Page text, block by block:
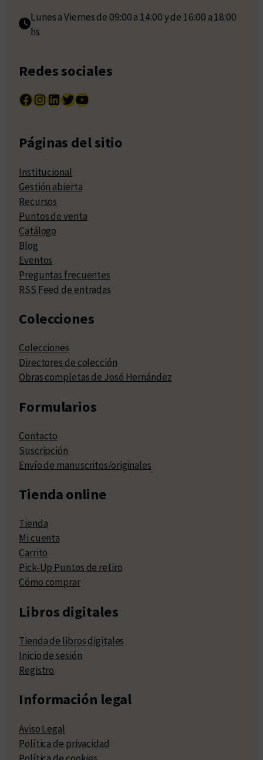
Lunes a Viernes de 09:00 a 14:00 y de 16:00 a 18:00
hs
Redes sociales
Facebook InstagramLinkedIn Twitter YouTube
Páginas del sitio
Institucional
Gestión abierta
Recursos
Puntos de venta
Catálogo
Blog
Eventos
Preguntas frecuentes
RSS Feed de entradas
Colecciones
Colecciones
Directores de colección
Obras completas de José Hernández
Formularios
Contacto
Suscripción
Envío de manuscritos/originales
Tienda online
Tienda
Mi cuenta
Carrito
Pick-Up Puntos de retiro
Cómo comprar
Libros digitales
Tienda de libros digitales
Inicio de sesión
Registro
Información legal
Aviso Legal
Política de privacidad